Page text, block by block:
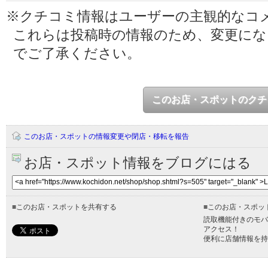
※クチコミ情報はユーザーの主観的なコ
これらは投稿時の情報のため、変更に
でご了承ください。
このお店・スポットのク
このお店・スポットの情報変更や閉店・移転を報告
お店・スポット情報をブログにはる
■ このお店・スポットを共有する ■ このお店・スポ
読取機能付きのモ
アクセス！
便利に店舗情報を